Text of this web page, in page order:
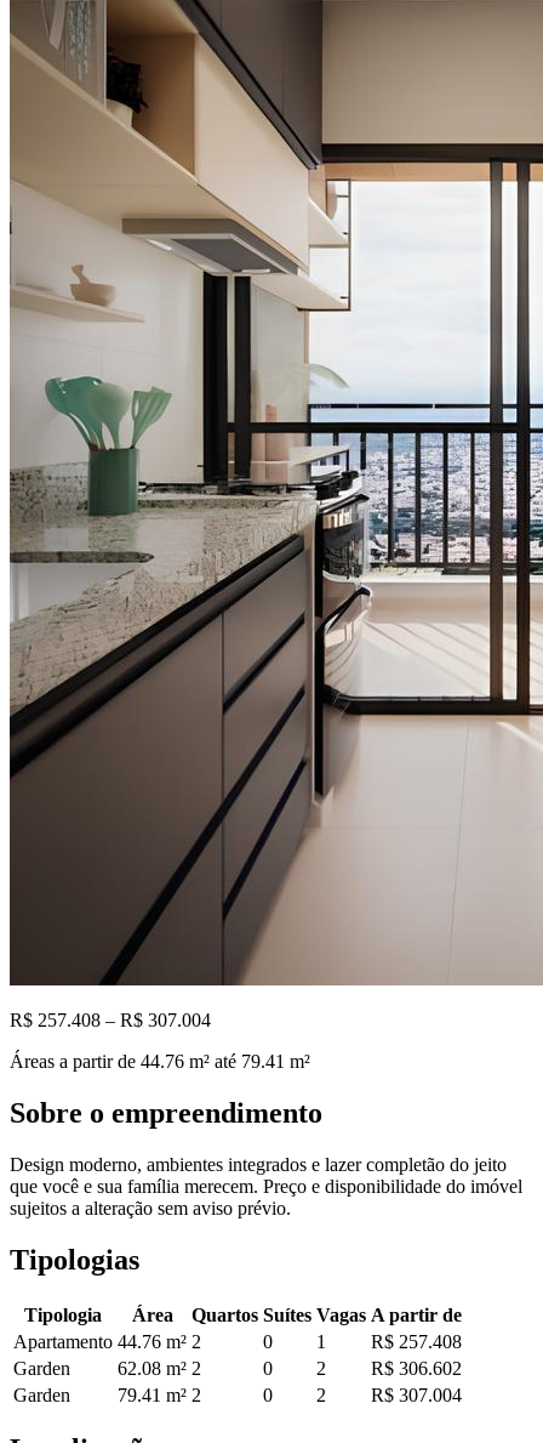
R$ 257.408 – R$ 307.004
Áreas a partir de 44.76 m² até 79.41 m²
Sobre o empreendimento
Design moderno, ambientes integrados e lazer completão do jeito
que você e sua família merecem. Preço e disponibilidade do imóvel
sujeitos a alteração sem aviso prévio.
Tipologias
Tipologia Área Quartos Suítes Vagas A partir de
Apartamento 44.76 m² 2 0 1
R$ 257.408
Garden
62.08 m² 2 0 2
R$ 306.602
Garden
79.41 m² 2 0 2 R$ 307.004